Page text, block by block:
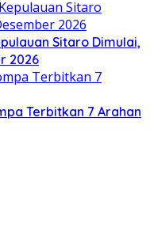
Sitaro Dimulai,
2026
Terbitkan 7 Arahan